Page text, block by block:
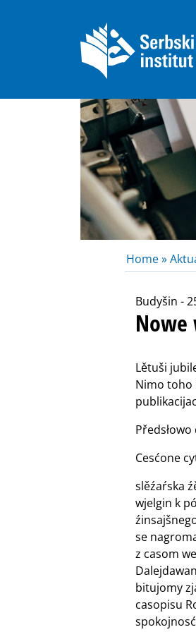
Home »
Budyšin -
Nowe
Lětuši
Nimo toho
Cesćone
slěźaŕska
wjelgin k
se
z casom
bitujomy
casopisu